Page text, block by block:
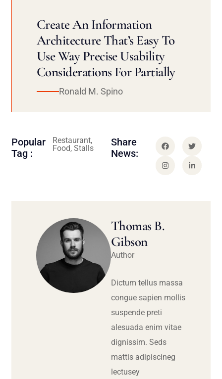
Create An Information
Architecture That’s Easy To
Use Way Precise Usability
Considerations For Partially
Ronald M. Spino
Popular
Tag :
Restaurant,
Food, Stalls
Share
News:
Thomas B.
Gibson
Author
Dictum tellus massa
congue sapien mollis
suspende preti
alesuada enim vitae
dignissim. Seds
mattis adipiscineg
lectusey